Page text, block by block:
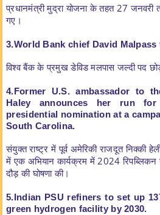
प्रधानमंत्री मुद्रा योजना के तहत 27
गए।
3.World Bank chief David
विश्व बैंक के प्रमुख डेविड मलपास जल्दी पद
4.Former U.S. ambassador to
Haley announces her run for
presidential nomination at a
South Carolina.
संयुक्त राष्ट्र में पूर्व अमेरिकी राजदूत निक्की
में एक अभियान कार्यक्रम में 2024 रिपब्लिकन
दौड़ की घोषणा की।
5.Indian PSU refiners to set up
green hydrogen facility by 2030.